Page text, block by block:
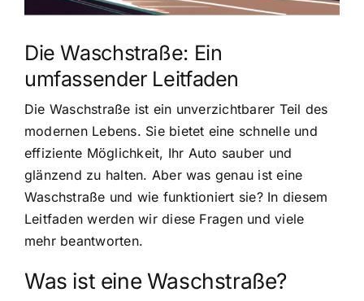
Die Waschstraße: Ein
umfassender Leitfaden
Die Waschstraße ist ein unverzichtbarer Teil des
modernen Lebens. Sie bietet eine schnelle und
effiziente Möglichkeit, Ihr Auto sauber und
glänzend zu halten. Aber was genau ist eine
Waschstraße und wie funktioniert sie? In diesem
Leitfaden werden wir diese Fragen und viele
mehr beantworten.
Was ist eine Waschstraße?